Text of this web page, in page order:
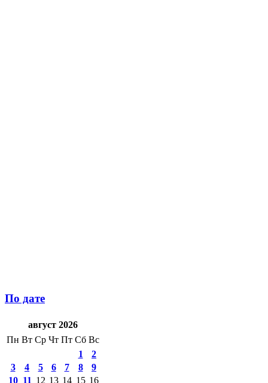
По дате
август 2026
Пн Вт Ср Чт Пт Сб Вс
1
2
3
4 5 6 7 8
9
10 11 12 13 14 15 16